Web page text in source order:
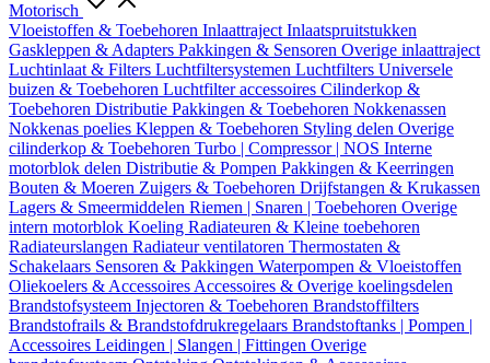
Motorisch
Vloeistoffen & Toebehoren Inlaattraject Inlaatspruitstukken
Gaskleppen & Adapters Pakkingen & Sensoren Overige inlaattraject
Luchtinlaat & Filters Luchtfiltersystemen Luchtfilters Universele
buizen & Toebehoren Luchtfilter accessoires Cilinderkop &
Toebehoren Distributie Pakkingen & Toebehoren Nokkenassen
Nokkenas poelies Kleppen & Toebehoren Styling delen Overige
cilinderkop & Toebehoren Turbo | Compressor | NOS Interne
motorblok delen Distributie & Pompen Pakkingen & Keerringen
Bouten & Moeren Zuigers & Toebehoren Drijfstangen & Krukassen
Lagers & Smeermiddelen Riemen | Snaren | Toebehoren Overige
intern motorblok Koeling Radiateuren & Kleine toebehoren
Radiateurslangen Radiateur ventilatoren Thermostaten &
Schakelaars Sensoren & Pakkingen Waterpompen & Vloeistoffen
Oliekoelers & Accessoires Accessoires & Overige koelingsdelen
Brandstofsysteem Injectoren & Toebehoren Brandstoffilters
Brandstofrails & Brandstofdrukregelaars Brandstoftanks | Pompen |
Accessoires Leidingen | Slangen | Fittingen Overige